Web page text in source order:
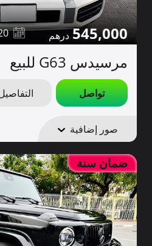
545,000
مرسيدس G63 للبيع
تواصل
صور إضافية
ضمان سنة